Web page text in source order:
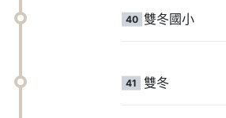
40 雙冬國小
41 雙冬